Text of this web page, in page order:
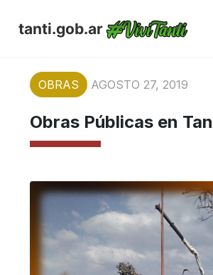
tanti.gob.ar
OBRAS AGOSTO 27, 2019
Obras Públicas en